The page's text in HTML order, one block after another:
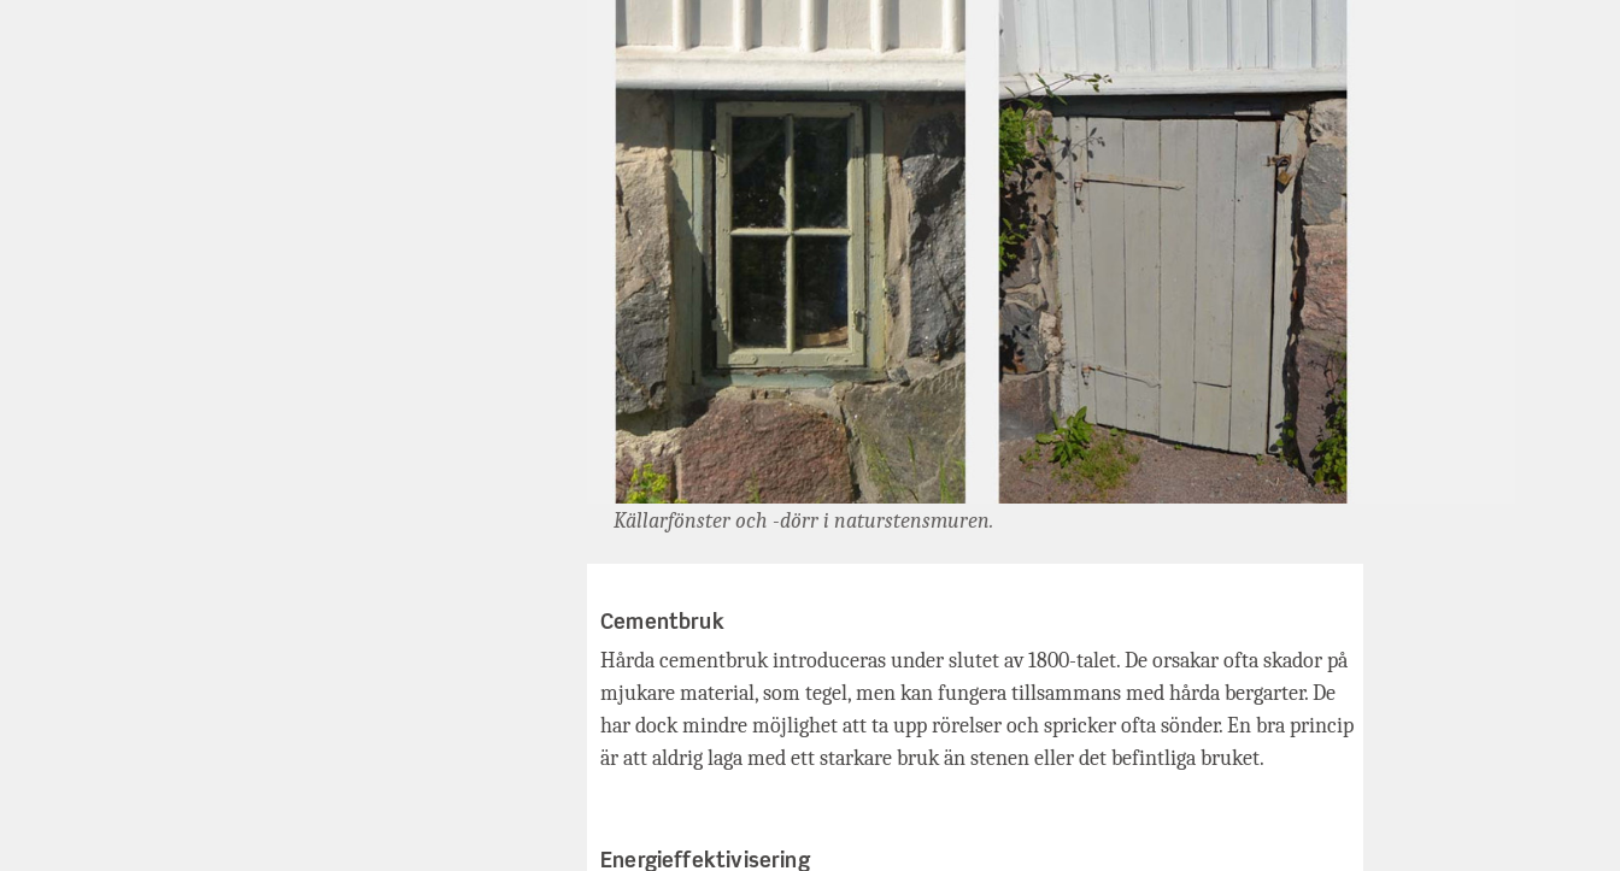
Källarfönster och -dörr i naturstensmuren.
Cementbruk
Hårda cementbruk introduceras under slutet av 1800-talet. De orsakar ofta skador på
mjukare material, som tegel, men kan fungera tillsammans med hårda bergarter. De
har dock mindre möjlighet att ta upp rörelser och spricker ofta sönder. En bra princip
är att aldrig laga med ett starkare bruk än stenen eller det befintliga bruket.
Energieffektivisering